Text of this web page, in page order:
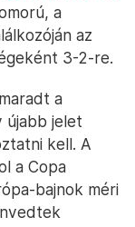
a
az
3-2-re.
a
újabb jelet
kell. A
a Copa
bajnok méri